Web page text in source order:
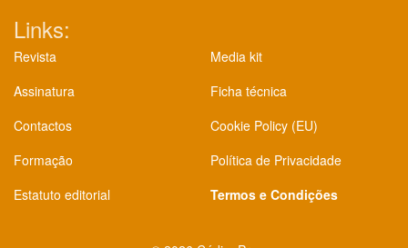
Links:
Revista
Assinatura
Contactos
Formação
Estatuto editorial
Media kit
Ficha técnica
Cookie Policy (EU)
Política de Privacidade
Termos e Condições